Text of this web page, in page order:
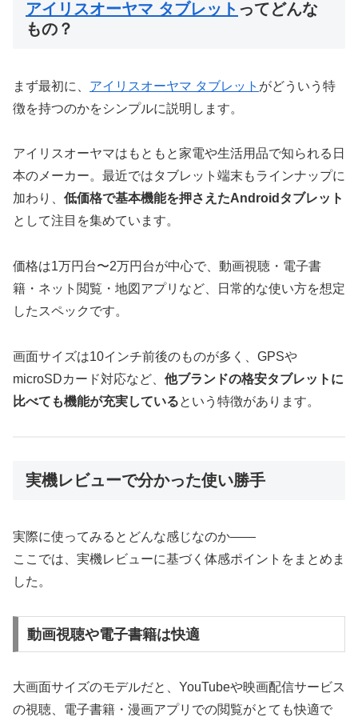
アイリスオーヤマ タブレット ってどんな
もの？
まず最初に、 アイリスオーヤマ タブレット がどういう特
徴を持つのかをシンプルに説明します。
アイリスオーヤマはもともと家電や生活用品で知られる日
本のメーカー。最近ではタブレット端末もラインナップに
加わり、 低価格で基本機能を押さえたAndroidタブレット
として注目を集めています。
価格は1万円台〜2万円台が中心で、動画視聴・電子書
籍・ネット閲覧・地図アプリなど、日常的な使い方を想定
したスペックです。
画面サイズは10インチ前後のものが多く、GPSや
microSDカード対応など、 他ブランドの格安タブレットに
比べても機能が充実しているという特徴があります。
実機レビューで分かった使い勝手
実際に使ってみるとどんな感じなのか――
ここでは、実機レビューに基づく体感ポイントをまとめま
した。
動画視聴や電子書籍は快適
大画面サイズのモデルだと、YouTubeや映画配信サービス
の視聴、電子書籍・漫画アプリでの閲覧がとても快適で